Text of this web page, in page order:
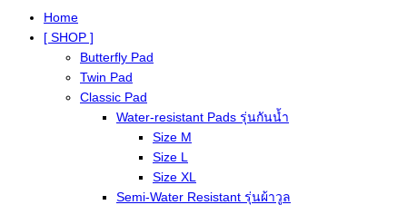
Home
[ SHOP ]
Butterfly Pad
Twin Pad
Classic Pad
Water-resistant Pads รุ่นกันน้ำ
Size M
Size L
Size XL
Semi-Water Resistant รุ่นผ้าวูล